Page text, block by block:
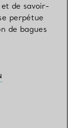
et de savoir-
perpétue
de bagues